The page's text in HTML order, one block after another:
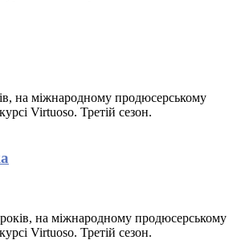
на міжнародному продюсерському
Virtuoso. Третій сезон.
на міжнародному продюсерському
Virtuoso. Третій сезон.